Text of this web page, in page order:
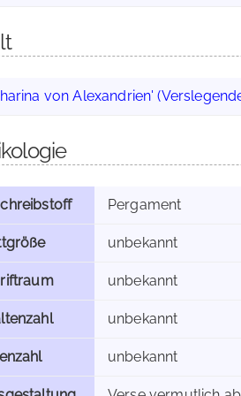
von Alexandrien'
Pergament
unbekannt
unbekannt
unbekannt
unbekannt